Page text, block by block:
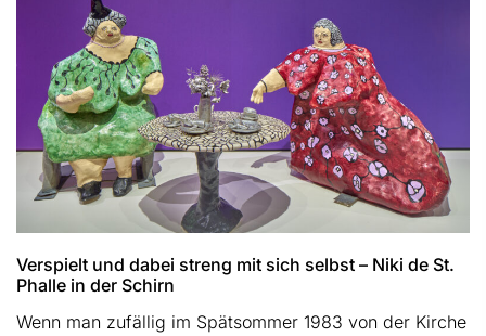
Verspielt und dabei streng mit sich selbst – Niki de St.
Phalle in der Schirn
Wenn man zufällig im Spätsommer 1983 von der Kirche